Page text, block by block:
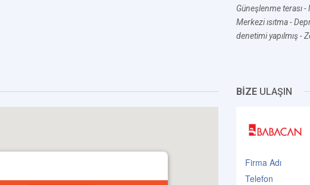
Güneşlenme terası-
Merkezi ısıtma-
denetimi yapılmış-
BİZE ULAŞIN
Firma Adı
Telefon